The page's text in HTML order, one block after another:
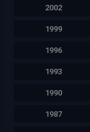
2002
1999
1996
1993
1990
1987